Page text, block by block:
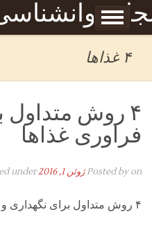
Skip to content
برگه نمونه
۴ غذاها
۴ روش متداول
فراوری غذاها
Posted byon ژوئن 1, 2016 under
۴ روش متداول برای نگهداری و فراوری غذاها